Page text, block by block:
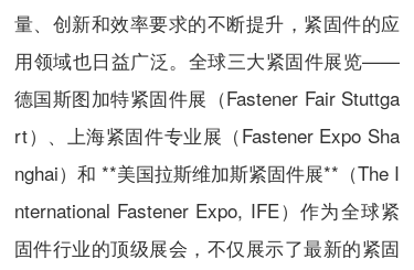
量、创新和效率要求的不断提升，紧固件的应
用领域也日益广泛。全球三大紧固件展览——
德国斯图加特紧固件展（Fastener Fair Stuttga
rt）、上海紧固件专业展（Fastener Expo Sha
nghai）和 **美国拉斯维加斯紧固件展**（The I
nternational Fastener Expo, IFE）作为全球紧
固件行业的顶级展会，不仅展示了最新的紧固